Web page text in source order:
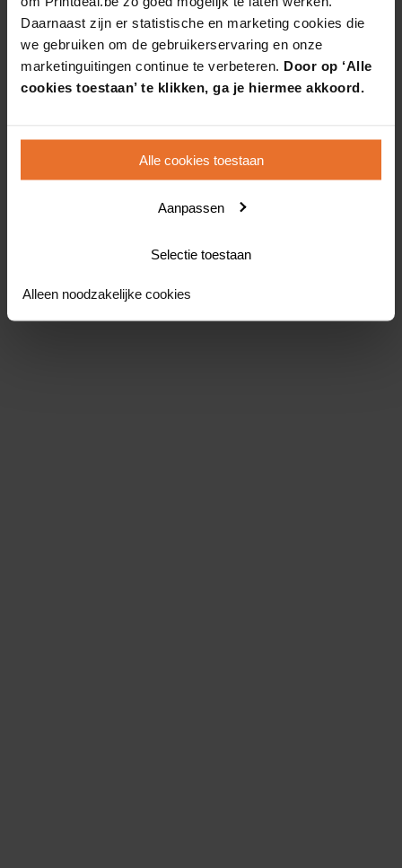
Daarnaast zijn er statistische en marketing cookies die
we gebruiken om de gebruikerservaring en onze
marketinguitingen continue te verbeteren. Door op ‘Alle
cookies toestaan’ te klikken, ga je hiermee akkoord.
Alle cookies toestaan
Aanpassen
Selectie toestaan
Alleen noodzakelijke cookies